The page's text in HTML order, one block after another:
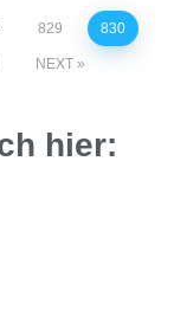
829 830
NEXT
hier: